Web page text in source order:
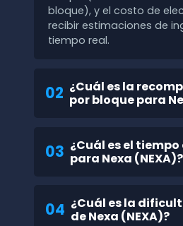
bloque), y el costo de
recibir estimaciones de
tiempo real.
02 ¿Cuál es la
por bloque para
03 ¿Cuál es el
para Nexa (NEXA)?
04 ¿Cuál es la
de Nexa (NEXA)?